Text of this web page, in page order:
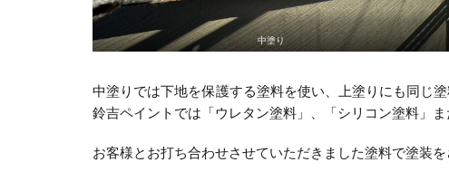
中塗り
中塗りでは下地を保護する塗料を使い、上塗りにも同じ
鈴吉ペイントでは「ウレタン塗料」、「シリコン塗料」
お客様とお打ち合わせさせていただきました塗料で塗装を